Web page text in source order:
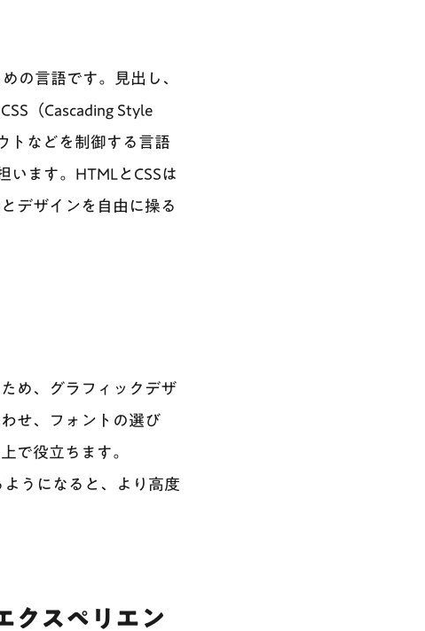
の言語です。見出し、
（Cascading Style
トなどを制御する言語
ます。HTMLとCSSは
デザインを自由に操る
め、グラフィックデザ
せ、フォントの選び
で役立ちます。
うになると、より高度
クスペリエン